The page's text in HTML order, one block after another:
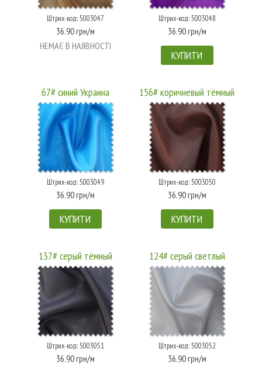
Штрих-код: 5003047
36.90 грн/м
НЕМАЄ В НАЯВНОСТІ
Штрих-код: 5003048
36.90 грн/м
КУПИТИ
67# синий Украина
Штрих-код: 5003049
36.90 грн/м
КУПИТИ
156# коричневый тёмный
Штрих-код: 5003050
36.90 грн/м
КУПИТИ
137# серый тёмный
Штрих-код: 5003051
36.90 грн/м
124# серый светлый
Штрих-код: 5003052
36.90 грн/м